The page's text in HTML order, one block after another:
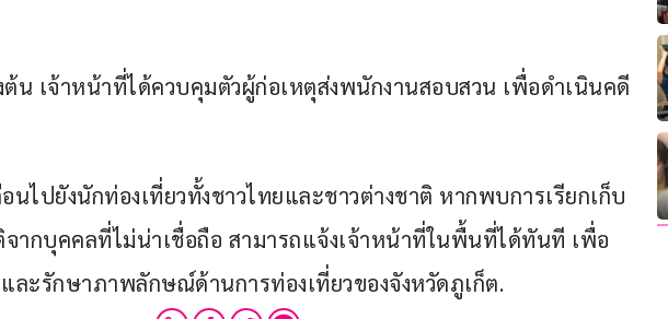
ต้น เจ้าหน้าที่ได้ควบคุมตัวผู้ก่อเหตุส่งพนักงานสอบสวน เพื่อดำเนินคดี
นไปยังนักท่องเที่ยวทั้งชาวไทยและชาวต่างชาติ หากพบการเรียกเก็บ
ากบุคคลที่ไม่น่าเชื่อถือ สามารถแจ้งเจ้าหน้าที่ในพื้นที่ได้ทันที เพื่อ
ละรักษาภาพลักษณ์ด้านการท่องเที่ยวของจังหวัดภูเก็ต.